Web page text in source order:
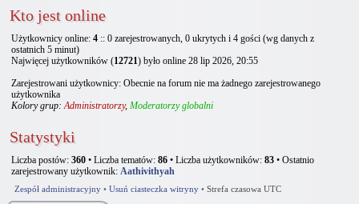
Kto jest online
Użytkownicy online: 4 :: 0 zarejestrowanych, 0 ukrytych i 4 gości (wg danych z
ostatnich 5 minut)
Najwięcej użytkowników (12721) było online 28 lip 2026, 20:55
Zarejestrowani użytkownicy: Obecnie na forum nie ma żadnego zarejestrowanego
użytkownika
Kolory grup:Administratorzy, Moderatorzy globalni
Statystyki
Liczba postów: 360 • Liczba tematów: 86 • Liczba użytkowników: 83 • Ostatnio
zarejestrowany użytkownik: Aathivithyah
Zespół administracyjny • Usuń ciasteczka witryny • Strefa czasowa UTC